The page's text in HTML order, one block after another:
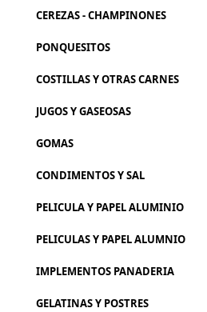
CEREZAS - CHAMPINONES
PONQUESITOS
COSTILLAS Y OTRAS CARNES
JUGOS Y GASEOSAS
GOMAS
CONDIMENTOS Y SAL
PELICULA Y PAPEL ALUMINIO
PELICULAS Y PAPEL ALUMNIO
IMPLEMENTOS PANADERIA
GELATINAS Y POSTRES